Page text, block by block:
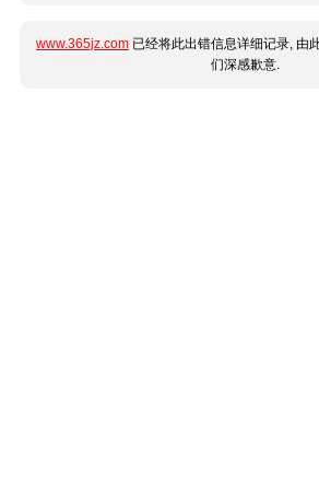
www.365jz.com 已经将此出错信息详细记录, 由
们深感歉意.